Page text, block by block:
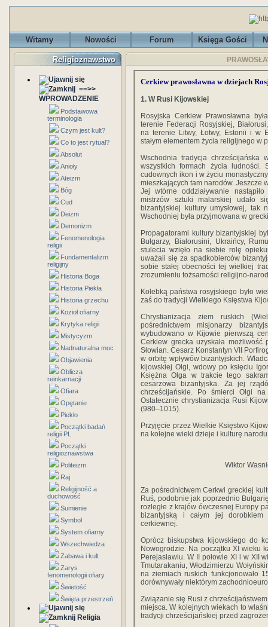
Witamy Nowości Forum Księga Gości
Religioznawstwo
==>>
WPROWADZENIE
Podstawowa
terminologia
Czym jest kult?
Co to jest rytuał?
Absolut
Anioły
Ateizm
Bóg
Cud
Deizm
Demonizm
Fenomenologia
religii
Fundamentalizm
religijny
Historia Boga
Historia Piekła
Historia grzechu
Kozioł ofiarny
Krytyka religii
Mistycyzm
Nadnaturalna moc
Objawienia
Oblicza
reinkarnacji
Ofiara
Opętanie
Piekło
Początki badań
religii PL
Początki
religioznawstwa
Politeizm
Raj
Religijność a
duchowość
Sumienie
Symbol
System ofiarny
Wszechwiedza
Zabawa i kult
Zarys
fenomenologii ofiary
Świetość
Święta przestrzeń
Religia
Cerkiew prawosławna w dziejach
1. W Rusi Kijowskiej
Rosyjska Cerkiew Prawosławna
terenie Federacji Rosyjskiej,
na terenie Litwy, Łotwy, Estonii i w
stałym elementem życia religijnego w
Wschodnia tradycja chrześcijańska
wszystkich formach życia ludności.
cudownych ikon i w życiu
mieszkających tam narodów. Jeszcze
Jej wtórne oddziaływanie
mistrzów sztuki malarskiej udało
bizantyjskiej kultury umysłowej, tak
Wschodniej była przyjmowana w
Propagatorami kultury bizantyjskiej
Bułgarzy, Białorusini, Ukraińcy,
stulecia wzięło na siebie rolę
uważali się za spadkobierców
sobie stałej obecności tej wielkiej
zrozumieniu tożsamości religijno-
Kolebką państwa rosyjskiego było
zaś do tradycji Wielkiego Księstwa
Chrystianizacja ziem ruskich
pośrednictwem misjonarzy
wybudowano w Kijowie pierwszą
Cerkiew grecka uzyskała możliwość
Słowian. Cesarz Konstantyn VII
w orbitę wpływów bizantyjskich.
kijowskiej Olgi, wdowy po księciu
Księżna Olga w trakcie tego
cesarzowa bizantyjska. Za jej
chrześcijańskie. Po śmierci Olgi
Ostatecznie chrystianizacja Rusi
(980–1015).
Przyjęcie przez Wielkie Księstwo
na kolejne wieki dzieje i kulturę
Wiktor
Za pośrednictwem Cerkwi greckiej
Ruś, podobnie jak poprzednio
rozległe z krajów ówczesnej Europy
bizantyjską i całym jej dorobkiem
cerkiewnej.
Oprócz biskupstwa kijowskiego do
Nowogrodzie. Na początku XI wieku
Perejasławiu. W II połowie XI i w XII
Tmutarakaniu, Włodzimierzu
na ziemiach ruskich funkcjonowało
dorównywały niektórym
Związanie się Rusi z
miejsca. W kolejnych wiekach to
tradycji chrześcijańskiej przed